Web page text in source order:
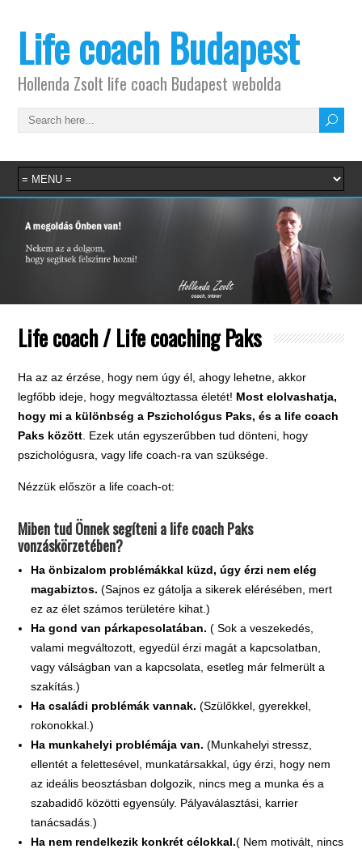
Life coach Budapest
Hollenda Zsolt life coach Budapest webolda
Life coach / Life coaching Paks
Ha az az érzése, hogy nem úgy él, ahogy lehetne, akkor
legfőbb ideje, hogy megváltoztassa életét! Most elolvashatja,
hogy mi a különbség a Pszichológus Paks, és a life coach
Paks között . Ezek után egyszerűbben tud dönteni, hogy
pszichológusra, vagy life coach-ra van szüksége.
Nézzük először a life coach-ot:
Miben tud Önnek segíteni a life coach Paks
vonzáskörzetében?
Ha önbizalom problémákkal küzd, úgy érzi nem elég
magabiztos. (Sajnos ez gátolja a sikerek elérésében, mert
ez az élet számos területére kihat.)
Ha gond van párkapcsolatában. ( Sok a veszekedés,
valami megváltozott, egyedül érzi magát a kapcsolatban,
vagy válságban van a kapcsolata, esetleg már felmerült a
szakítás.)
Ha családi problémák vannak. (Szülőkkel, gyerekkel,
rokonokkal.)
Ha munkahelyi problémája van. (Munkahelyi stressz,
ellentét a felettesével, munkatársakkal, úgy érzi, hogy nem
az ideális beosztásban dolgozik, nincs meg a munka és a
szabadidő közötti egyensúly. Pályaválasztási, karrier
tanácsadás.)
Ha nem rendelkezik konkrét célokkal.( Nem motivált, nincs